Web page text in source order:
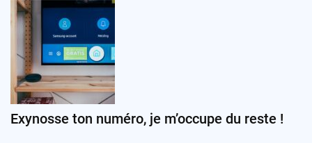
Exynosse ton numéro, je m’occupe du reste !